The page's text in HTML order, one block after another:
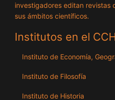
investigadores editan revistas
sus ámbitos científicos.
Institutos en el
Instituto de Economía,
Instituto de Filosofía
Instituto de Historia